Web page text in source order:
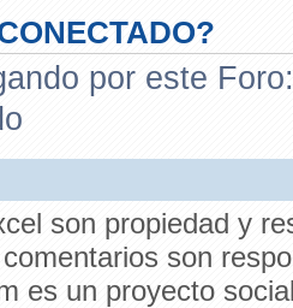
por este
son propiedad y
comentarios son
es un proyecto